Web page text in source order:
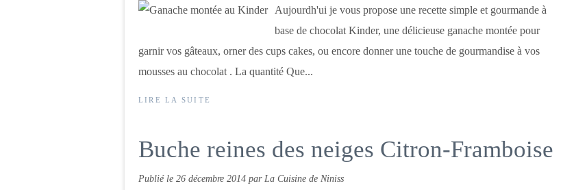
Aujourdh'ui je vous propose une recette simple et gourmande à
base de chocolat Kinder, une délicieuse ganache montée pour
garnir vos gâteaux, orner des cups cakes, ou encore donner une touche de gourmandise à vos
mousses au chocolat . La quantité Que...
LIRE LA SUITE
Buche reines des neiges Citron-Framboise
Publié le 26 décembre 2014 par La Cuisine de Niniss